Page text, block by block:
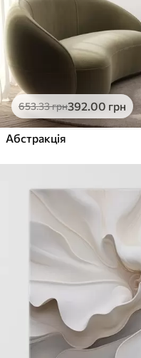
653.33грн392.00 грн
Абстракція